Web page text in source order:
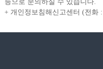
등으로 문의하실 수 있습니다.
+ 개인정보침해신고센터 (전화 :